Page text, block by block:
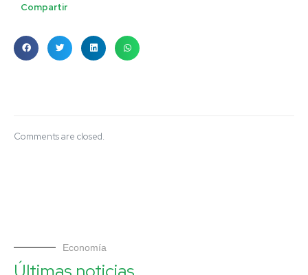
Compartir
Comments are closed.
Economía